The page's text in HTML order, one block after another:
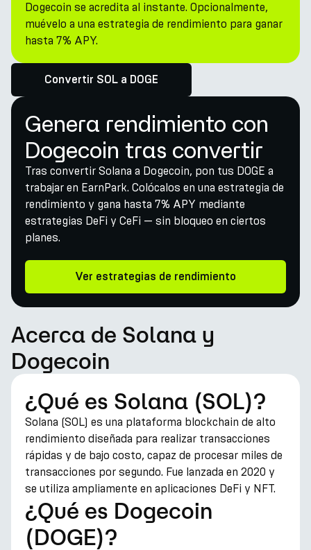
Dogecoin se acredita al instante. Opcionalmente,
muévelo a una estrategia de rendimiento para ganar
hasta 7% APY.
Convertir SOL a DOGE
Genera rendimiento con
Dogecoin tras convertir
Tras convertir Solana a Dogecoin, pon tus DOGE a
trabajar en EarnPark. Colócalos en una estrategia de
rendimiento y gana hasta 7% APY mediante
estrategias DeFi y CeFi — sin bloqueo en ciertos
planes.
Ver estrategias de rendimiento
Acerca de Solana y
Dogecoin
¿Qué es Solana (SOL)?
Solana (SOL) es una plataforma blockchain de alto
rendimiento diseñada para realizar transacciones
rápidas y de bajo costo, capaz de procesar miles de
transacciones por segundo. Fue lanzada en 2020 y
se utiliza ampliamente en aplicaciones DeFi y NFT.
¿Qué es Dogecoin
(DOGE)?